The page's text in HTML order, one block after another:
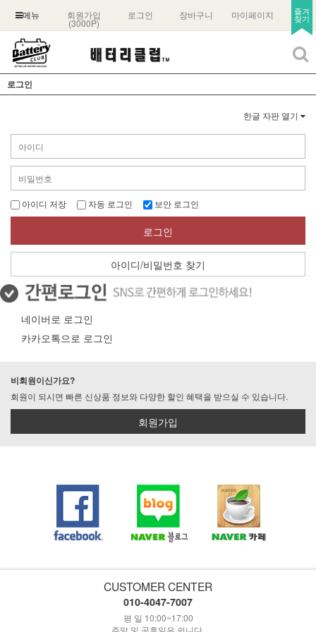
메뉴 회원가입
(3000P)
로그인 장바구니 마이페이지 즐겨
찾기
로그인
한글 자판 열기
아이디 저장 자동 로그인 보안 로그인
로그인
아이디/비밀번호 찾기
네이버로 로그인
카카오톡으로 로그인
비회원이신가요?
회원이 되시면 빠른 신상품 정보와 다양한 할인 혜택을 받으실 수 있습니다.
회원가입
CUSTOMER CENTER
010-4047-7007
평 일 10:00~17:00